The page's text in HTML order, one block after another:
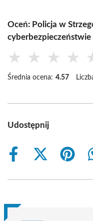
Oceń: Policja w
cyberbezpieczeństwie
★ ★ ★ ★
Średnia ocena: 4.57
Udostępnij
Share
Share
(Twitter)
Share